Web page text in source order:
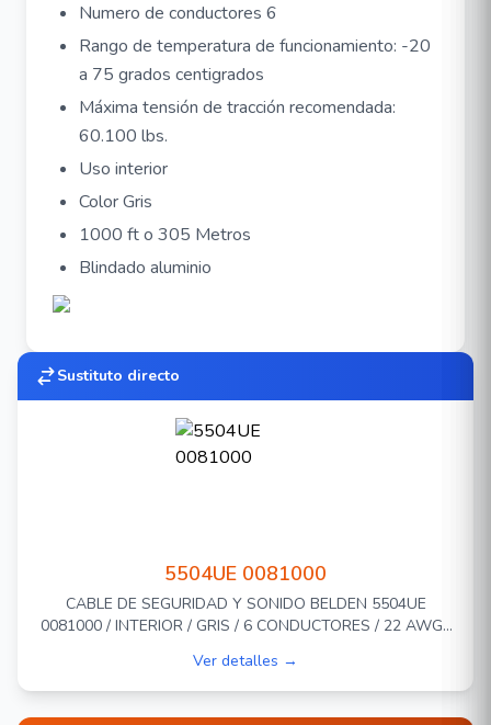
Numero de conductores 6
Rango de temperatura de funcionamiento: -20
a 75 grados centigrados
Máxima tensión de tracción recomendada:
60.100 lbs.
Uso interior
Color Gris
1000 ft o 305 Metros
Blindado aluminio
Sustituto directo
5504UE 0081000
CABLE DE SEGURIDAD Y SONIDO BELDEN 5504UE
0081000 / INTERIOR / GRIS / 6 CONDUCTORES / 22 AWG /
METROS
Ver detalles →